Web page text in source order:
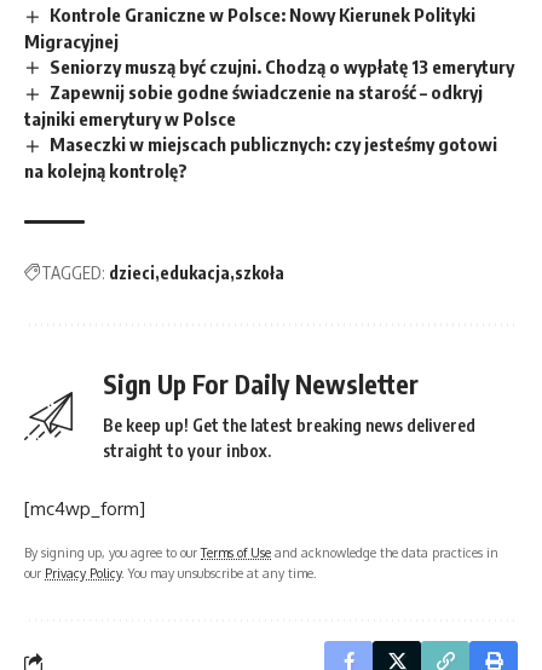
Kontrole Graniczne w Polsce: Nowy Kierunek Polityki
Migracyjnej
Seniorzy muszą być czujni. Chodzą o wypłatę 13 emerytury
Zapewnij sobie godne świadczenie na starość – odkryj
tajniki emerytury w Polsce
Maseczki w miejscach publicznych: czy jesteśmy gotowi
na kolejną kontrolę?
TAGGED: dzieci edukacja szkoła
Sign Up For Daily Newsletter
Be keep up! Get the latest breaking news delivered
straight to your inbox.
[mc4wp_form]
By signing up, you agree to ourTerms of Use and acknowledge the data practices in
our Privacy Policy. You may unsubscribe at any time.